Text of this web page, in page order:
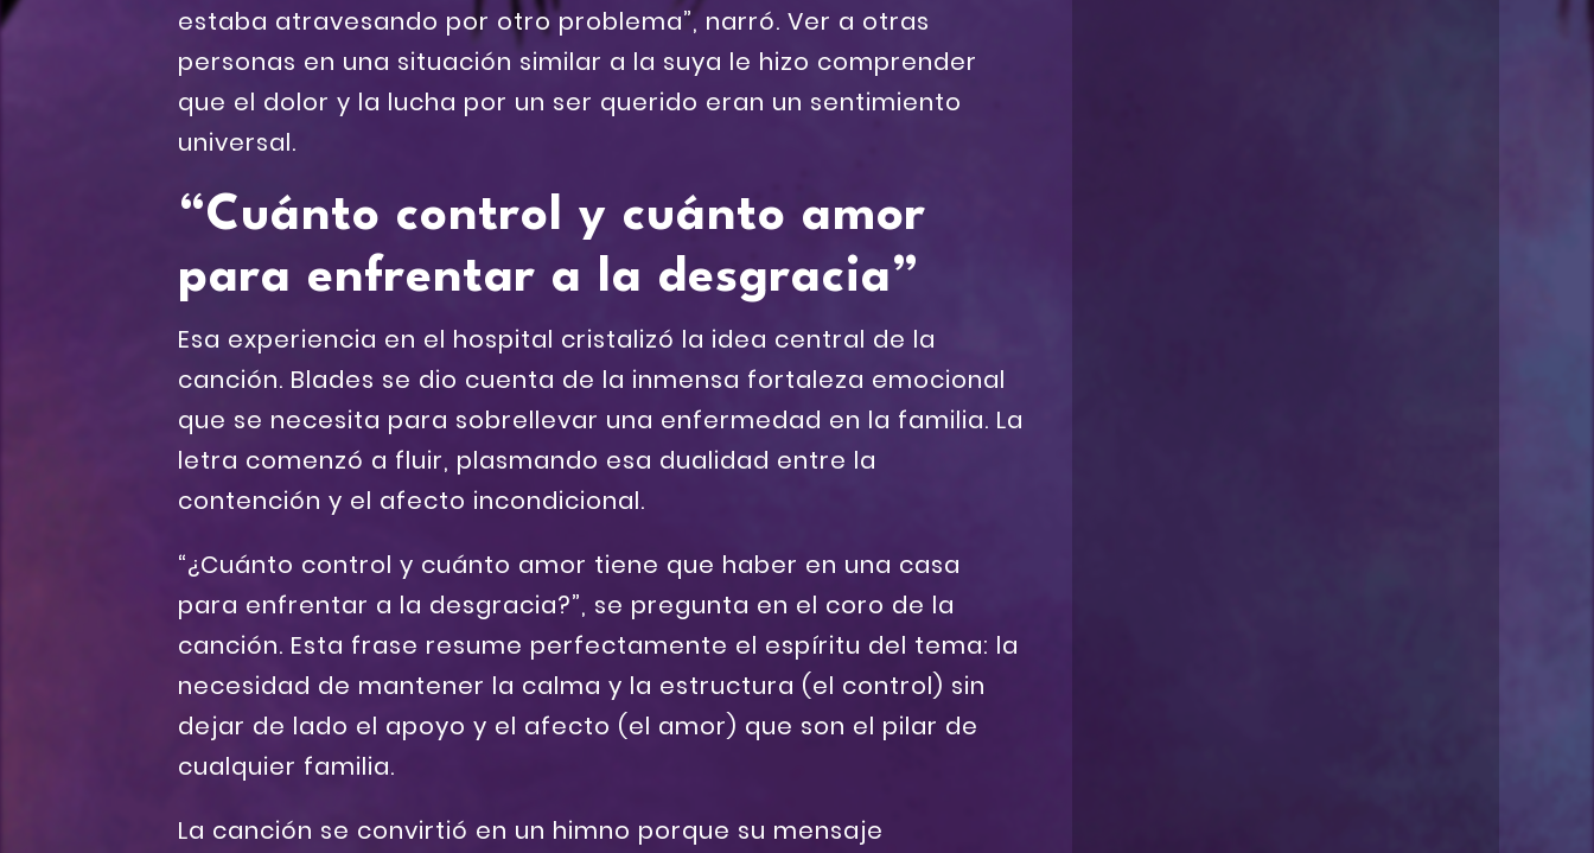
estaba atravesando por otro problema”, narró. Ver a otras
personas en una situación similar a la suya le hizo comprender
que el dolor y la lucha por un ser querido eran un sentimiento
universal.
“Cuánto control y cuánto amor
para enfrentar a la desgracia”
Esa experiencia en el hospital cristalizó la idea central de la
canción. Blades se dio cuenta de la inmensa fortaleza emocional
que se necesita para sobrellevar una enfermedad en la familia. La
letra comenzó a fluir, plasmando esa dualidad entre la
contención y el afecto incondicional.
“¿Cuánto control y cuánto amor tiene que haber en una casa
para enfrentar a la desgracia?”, se pregunta en el coro de la
canción. Esta frase resume perfectamente el espíritu del tema: la
necesidad de mantener la calma y la estructura (el control) sin
dejar de lado el apoyo y el afecto (el amor) que son el pilar de
cualquier familia.
La canción se convirtió en un himno porque su mensaje